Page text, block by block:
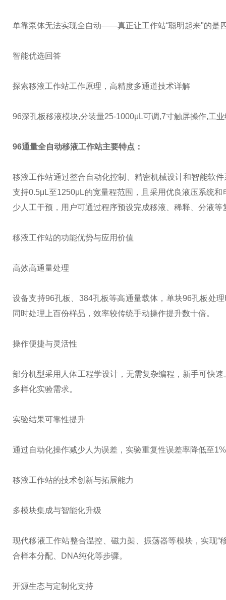
单靠泵体无法实现全自动——真正让工作站“聪明起来"的是
智能优选回答
探索移液工作站工作原理，高精度多通道技术详解
96深孔板移液模块,分装量25-1000μL可调,7寸触屏操作,工
96通量全自动移液工作站主要特点：
移液工作站通过整合自动化控制、精密机械设计和智能软
支持0.5μL至1250μL的宽量程范围，且采用优良液压系统
少人工干预，用户可通过程序预设完成移液、稀释、分液
移液工作站的功能优势与应用价值
高效高通量处理
设备支持96孔板、384孔板等高通量载体，单块96孔板处
同时处理上百份样品，效率较传统手动操作提升数十倍。
操作便捷与灵活性
部分机型采用人体工程学设计，无需复杂编程，新手可快
多样化实验需求。
实验结果可靠性提升
通过自动化操作减少人为误差，实验重复性误差率降低至
移液工作站的技术创新与拓展能力
多模块集成与智能化升级
现代移液工作站整合温控、磁力架、振荡器等模块，实现
合样本分配、DNA纯化等步骤。
开源生态与定制化支持